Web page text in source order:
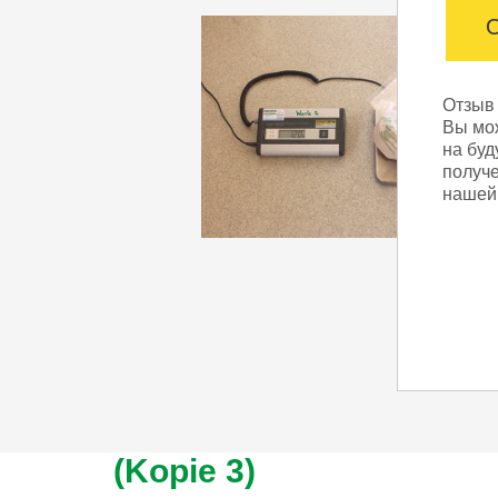
(Kopie 3)
Отзыв
Вы
на
нашей